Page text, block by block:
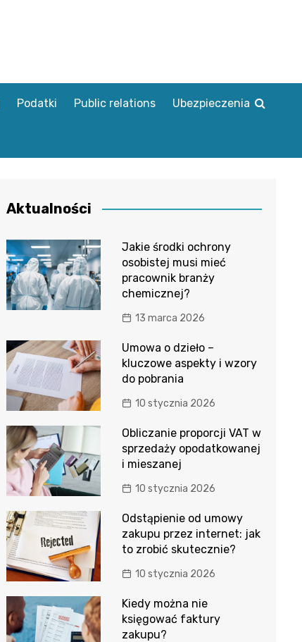
Podatki Public relations Ubezpieczenia
Aktualności
Jakie środki ochrony
osobistej musi mieć
pracownik branży
chemicznej?
13 marca 2026
Umowa o dzieło –
kluczowe aspekty i wzory
do pobrania
10 stycznia 2026
Obliczanie proporcji VAT w
sprzedaży opodatkowanej
i mieszanej
10 stycznia 2026
Odstąpienie od umowy
zakupu przez internet: jak
to zrobić skutecznie?
10 stycznia 2026
Kiedy można nie
księgować faktury
zakupu?